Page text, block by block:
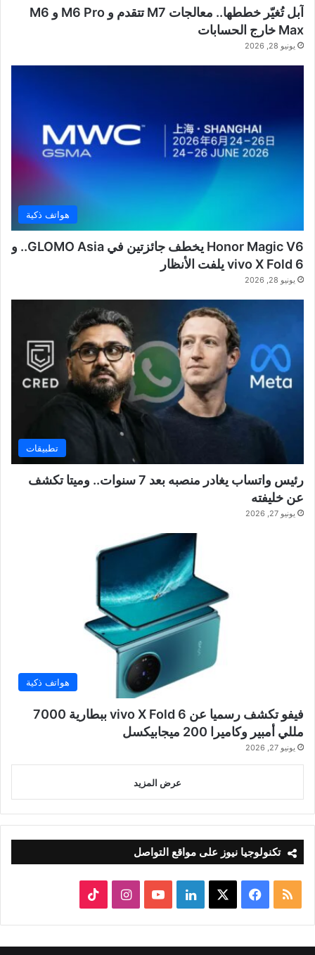
آبل تُغيّر خططها.. معالجات M7 تتقدم و M6 Pro و M6
Max خارج الحسابات
يونيو 28, 2026
هواتف ذكية
Honor Magic V6 يخطف جائزتين في GLOMO Asia.. و
vivo X Fold 6 يلفت الأنظار
يونيو 28, 2026
تطبيقات
رئيس واتساب يغادر منصبه بعد 7 سنوات.. وميتا تكشف
عن خليفته
يونيو 27, 2026
هواتف ذكية
فيفو تكشف رسميا عن vivo X Fold 6 ببطارية 7000
مللي أمبير وكاميرا 200 ميجابيكسل
يونيو 27, 2026
عرض المزيد
تكنولوجيا نيوز على مواقع التواصل
ملخص
الموقع
RSS
فيسبوك لينكدإن‫YouTubeانستقرام